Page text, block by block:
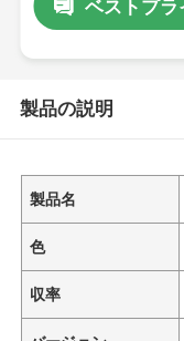
ベストプラ
製品の説明
製品名
色
収率